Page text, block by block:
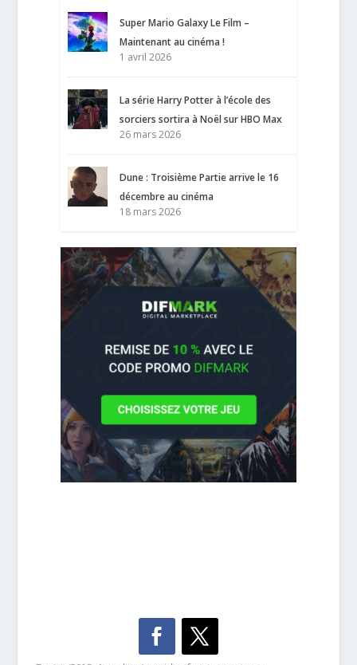
Super Mario Galaxy Le Film –
Maintenant au cinéma !
1 avril 2026
La série Harry Potter à l’école des
sorciers sortira à Noël sur HBO Max
26 mars 2026
Dune : Troisième Partie arrive le 16
décembre au cinéma
18 mars 2026